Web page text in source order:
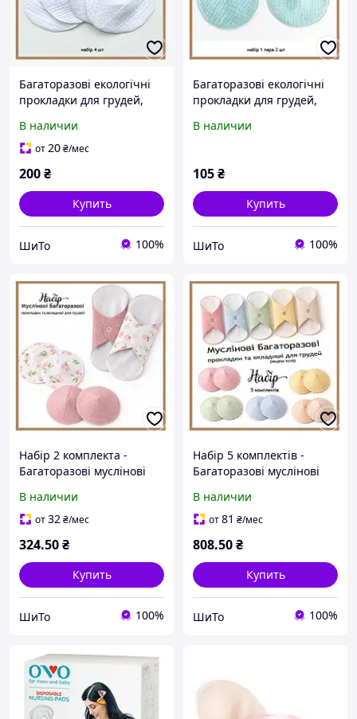
Багаторазові екологічні
прокладки для грудей,
еко прокладки для грудей
при грудному
В наличии
от20₴/мес
200₴
Купить
ШиТо 100%
Багаторазові екологічні
прокладки для грудей,
еко прокладки для грудей
В наличии
105₴
Купить
ШиТо 100%
Набір 2 комплекта -
Багаторазові муслінові
для грудей при грудному
вигодовуванні, для
В наличии
от32₴/мес
324.50₴
Купить
ШиТо 100%
Набір 5 комплектів -
Багаторазові муслінові
для грудей при грудному
вигодовуванні, для
В наличии
от81 ₴/мес
808.50₴
Купить
ШиТо 100%